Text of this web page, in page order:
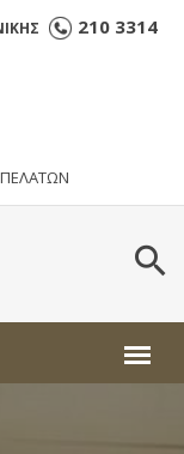
210 3314